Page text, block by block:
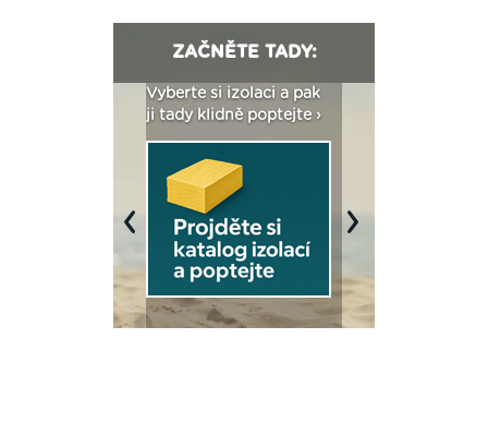
ZAČNĚTE TADY:
Vyberte si izolaci a pak
ji tady klidně poptejte ›
Previous Next